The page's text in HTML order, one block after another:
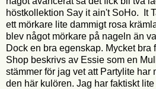
höstkollektion Say it ain't SoHo. It
ett mörkare lite dammigt rosa
blev något mörkare på nageln än
Dock en bra egenskap. Mycket bra
Shop beskrivs av Essie som en
stämmer för jag vet att Partylite har
den här kulören. Jag har faktiskt